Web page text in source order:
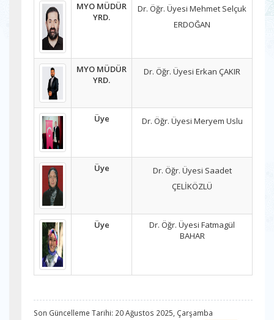
MYO MÜDÜR
YRD.
Dr. Öğr. Üyesi Mehmet Selçuk
ERDOĞAN
MYO MÜDÜR
YRD.
Dr. Öğr. Üyesi Erkan ÇAKIR
Üye Dr. Öğr. Üyesi Meryem Uslu
Üye
Dr. Öğr. Üyesi Saadet
ÇELİKÖZLÜ
Üye
Dr. Öğr. Üyesi Fatmagül
BAHAR
Son Güncelleme Tarihi: 20 Ağustos 2025, Çarşamba